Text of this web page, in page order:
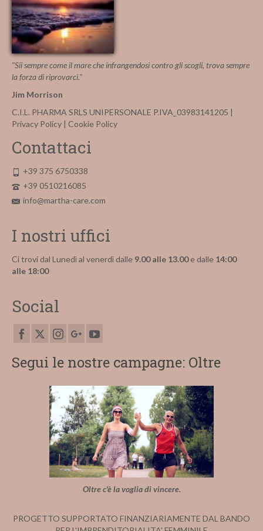
"Sii sempre come il mare che infrangendosi contro gli scogli, trova sempre
la forza di riprovarci."
Jim Morrison
C.I.L. PHARMA SRLS UNIPERSONALE P.IVA_03983141205 |
Privacy Policy | Cookie Policy
Contattaci
+39 375 6750338
+39 0510216085
info@martha-care.com
I nostri uffici
Ci trovi dal Lunedì al venerdì dalle 9.00 alle 13.00e dalle 14:00
alle 18:00
Social
Segui le nostre campagne: Oltre
Oltre c'è la voglia di vincere.
PROGETTO SUPPORTATO FINANZIARIAMENTE DAL BANDO